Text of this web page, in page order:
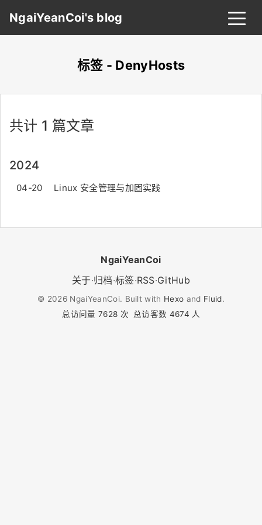
NgaiYeanCoi's blog
归档
标签
搜索 关灯
标签 - DenyHosts
共计 1 篇文章
2024
04-20 Linux 安全管理与加固实践
NgaiYeanCoi
关于·归档·标签·RSS·GitHub
© 2026 NgaiYeanCoi. Built with Hexo and Fluid.
总访问量7628 次 总访客数 4674 人